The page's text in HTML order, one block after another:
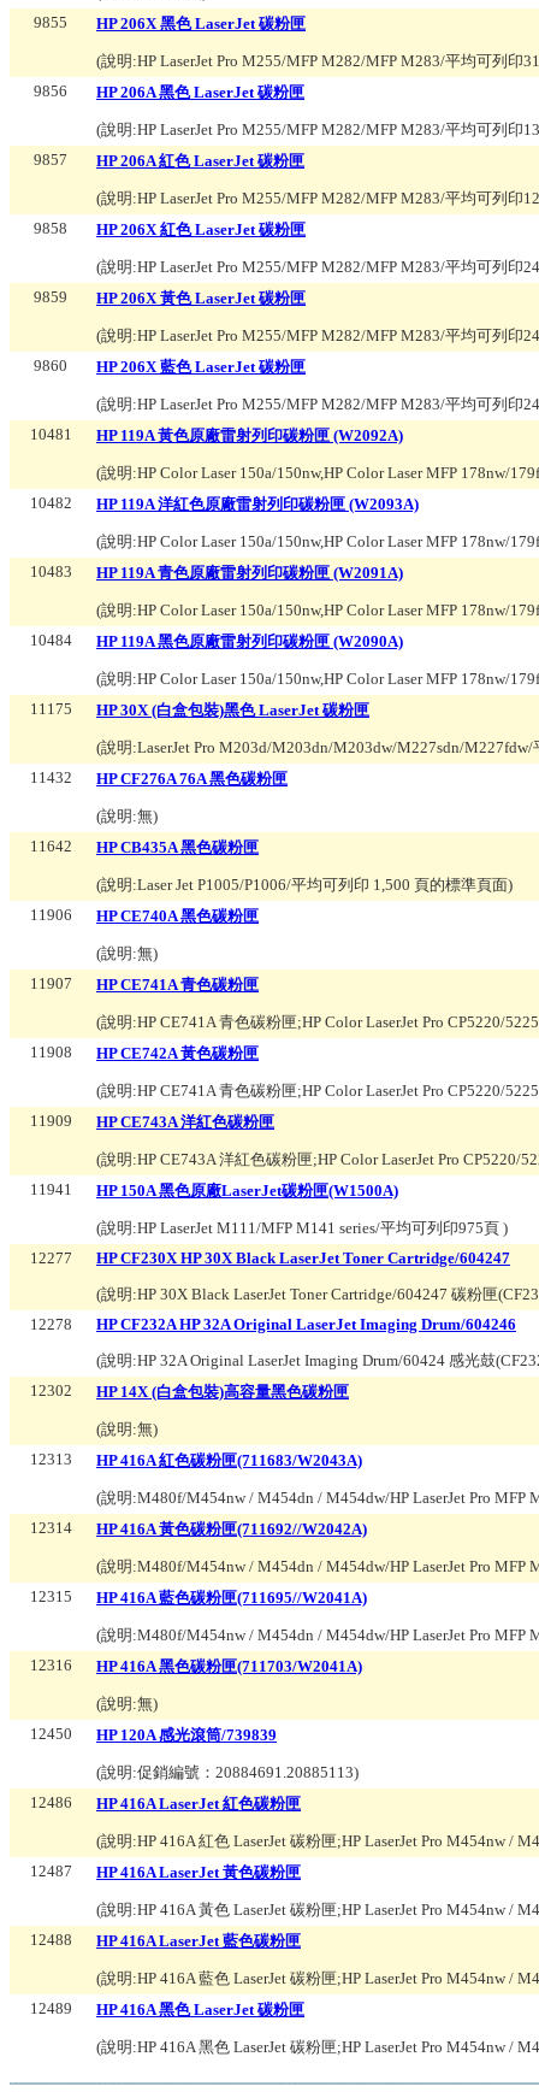
9855
HP 206X 黑色 LaserJet 碳粉匣
(說明:HP LaserJet Pro M255/MFP M282/MFP M283/平均可列印
9856
HP 206A 黑色 LaserJet 碳粉匣
(說明:HP LaserJet Pro M255/MFP M282/MFP M283/平均可列印
9857
HP 206A 紅色 LaserJet 碳粉匣
(說明:HP LaserJet Pro M255/MFP M282/MFP M283/平均可列印
9858
HP 206X 紅色 LaserJet 碳粉匣
(說明:HP LaserJet Pro M255/MFP M282/MFP M283/平均可列印
9859
HP 206X 黃色 LaserJet 碳粉匣
(說明:HP LaserJet Pro M255/MFP M282/MFP M283/平均可列印
9860
HP 206X 藍色 LaserJet 碳粉匣
(說明:HP LaserJet Pro M255/MFP M282/MFP M283/平均可列印
10481
HP 119A 黃色原廠雷射列印碳粉匣 (W2092A)
(說明:HP Color Laser 150a/150nw,HP Color Laser MFP 178nw/
10482
HP 119A 洋紅色原廠雷射列印碳粉匣 (W2093A)
(說明:HP Color Laser 150a/150nw,HP Color Laser MFP 178nw/
10483
HP 119A 青色原廠雷射列印碳粉匣 (W2091A)
(說明:HP Color Laser 150a/150nw,HP Color Laser MFP 178nw/
10484
HP 119A 黑色原廠雷射列印碳粉匣 (W2090A)
(說明:HP Color Laser 150a/150nw,HP Color Laser MFP 178nw/
11175
HP 30X (白盒包裝)黑色 LaserJet 碳粉匣
(說明:LaserJet Pro M203d/M203dn/M203dw/M227sdn/
11432
HP CF276A 76A 黑色碳粉匣
(說明:無)
11642
HP CB435A 黑色碳粉匣
(說明:Laser Jet P1005/P1006/平均可列印 1,500 頁的標準頁面)
11906
HP CE740A 黑色碳粉匣
(說明:無)
11907
HP CE741A 青色碳粉匣
(說明:HP CE741A 青色碳粉匣;HP Color LaserJet Pro CP5220/
11908
HP CE742A 黃色碳粉匣
(說明:HP CE741A 青色碳粉匣;HP Color LaserJet Pro CP5220/
11909
HP CE743A 洋紅色碳粉匣
(說明:HP CE743A 洋紅色碳粉匣;HP Color LaserJet Pro CP5220/
11941
HP 150A 黑色原廠LaserJet碳粉匣(W1500A)
(說明:HP LaserJet M111/MFP M141 series/平均可列印975頁 )
12277
HP CF230X HP 30X Black LaserJet Toner Cartridge/604247
(說明:HP 30X Black LaserJet Toner Cartridge/604247 碳粉匣
12278
HP CF232A HP 32A Original LaserJet Imaging Drum/604246
(說明:HP 32A Original LaserJet Imaging Drum/60424 感光鼓
12302
HP 14X (白盒包裝)高容量黑色碳粉匣
(說明:無)
12313
HP 416A 紅色碳粉匣(711683/W2043A)
(說明:M480f/M454nw / M454dn / M454dw/HP LaserJet Pro
12314
HP 416A 黃色碳粉匣(711692//W2042A)
(說明:M480f/M454nw / M454dn / M454dw/HP LaserJet Pro
12315
HP 416A 藍色碳粉匣(711695//W2041A)
(說明:M480f/M454nw / M454dn / M454dw/HP LaserJet Pro
12316
HP 416A 黑色碳粉匣(711703/W2041A)
(說明:無)
12450
HP 120A 感光滾筒/739839
(說明:促銷編號：20884691.20885113)
12486
HP 416A LaserJet 紅色碳粉匣
(說明:HP 416A 紅色 LaserJet 碳粉匣;HP LaserJet Pro M454nw /
12487
HP 416A LaserJet 黃色碳粉匣
(說明:HP 416A 黃色 LaserJet 碳粉匣;HP LaserJet Pro M454nw /
12488
HP 416A LaserJet 藍色碳粉匣
(說明:HP 416A 藍色 LaserJet 碳粉匣;HP LaserJet Pro M454nw /
12489
HP 416A 黑色 LaserJet 碳粉匣
(說明:HP 416A 黑色 LaserJet 碳粉匣;HP LaserJet Pro M454nw /